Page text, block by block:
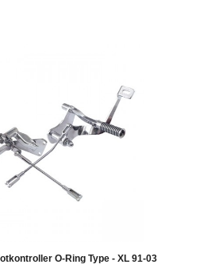
O-Ring Type - XL 91-03